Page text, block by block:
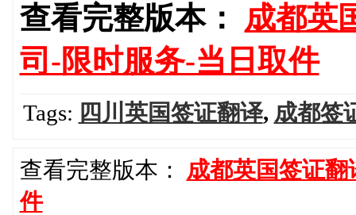
查看完整版本： 成都英
司-限时服务-当日取件
Tags: 四川英国签证翻译, 成都签
查看完整版本： 成都英国签证
件